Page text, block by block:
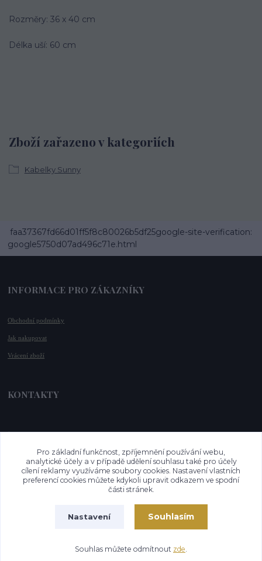
Rozměry: 36 x 40 cm
Délka uší: 60 cm
Zboží zařazeno v kategoriích
Kabelky Sunny
faa37367fd66d01ff5f8c80026b5df25google-site-verification:
google5750d07ad496c71e.html
INFORMACE PRO ZÁKAZNÍKY
Obchodní podmínky
Jak nakupovat
Vrácení zboží
KONTAKTY
📞 +420 732 779 508
www.vysnenekabelky.cz
Pro základní funkčnost, zpříjemnění používání webu,
analytické účely a v případě udělení souhlasu také pro účely
cílení reklamy využíváme soubory cookies. Nastavení vlastních
preferencí cookies můžete kdykoli upravit odkazem ve spodní
části stránek.
Nastavení Souhlasím
Souhlas můžete odmítnout zde